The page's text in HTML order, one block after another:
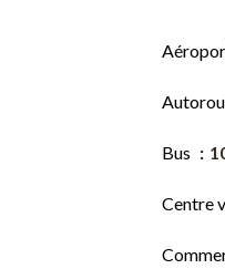
Bus
Centre